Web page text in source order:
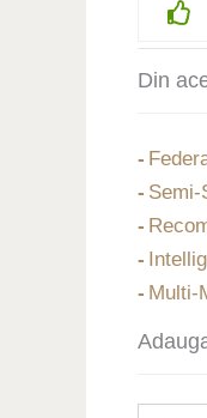
Din
Semi-
Multi-